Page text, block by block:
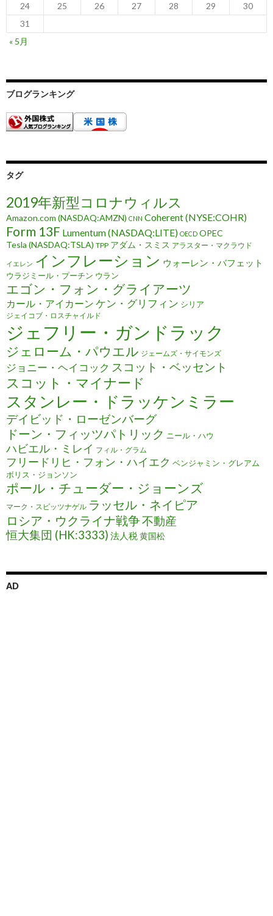
24
25 26 27 28 29
30
31
« 5月
ブログランキング
タグ
2019年新型コロナウィルス
Amazon.com (NASDAQ:AMZN) CNN Coherent (NYSE:COHR)
Form 13F Lumentum (NASDAQ:LITE) OECD OPEC
Tesla (NASDAQ:TSLA) TPP アダム・スミス アラスター・マクラウド
イエレン インフレーション ウォーレン・バフェット
ウラジミール・プーチン ウラン
エゴン・フォン・グライアーツ
カール・アイカーン ケン・グリフィン シリア
ジェイコブ・ロスチャイルド
ジェフリー・ガンドラック
ジェローム・パウエル ジェームズ・サイモンズ
ジョニー・ヘイコック スコット・ベッセント
スコット・マイナード
スタンレー・ドラッケンミラー
デイビッド・ローゼンバーグ
ドーン・フィッツパトリック ニール・ハウ
ハビエル・ミレイ フィル・グラム
フリードリヒ・フォン・ハイエク ベンジャミン・グレアム
ボリス・ジョンソン
ポール・チューダー・ジョーンズ
マーク・スピッツナゲル ラッセル・ネイピア
ロシア・ウクライナ戦争不動産
恒大集団 (HK:3333) 法人税黄国松
AD